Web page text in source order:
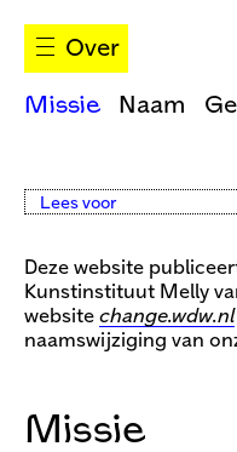
Over
Missie Naam
Lees voor
Deze website
Kunstinstituut Melly
website change.wdw.nl
naamswijziging van
Missie